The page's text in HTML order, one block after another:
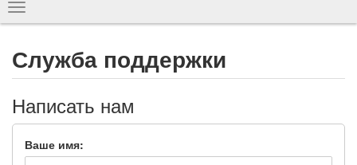
Показать
навигацию
Служба поддержки
Написать нам
Ваше имя: